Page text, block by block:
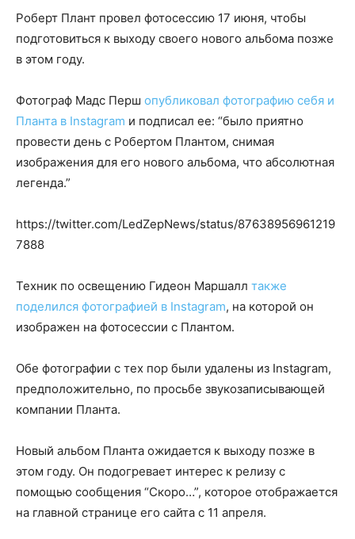
Роберт Плант провел фотосессию 17 июня, чтобы
подготовиться к выходу своего нового альбома позже
в этом году.
Фотограф Мадс Перш опубликовал фотографию себя и
Планта в Instagram и подписал ее: “было приятно
провести день с Робертом Плантом, снимая
изображения для его нового альбома, что абсолютная
легенда.”
https://twitter.com/LedZepNews/status/87638956961219
7888
Техник по освещению Гидеон Маршалл также
поделился фотографией в Instagram, на которой он
изображен на фотосессии с Плантом.
Обе фотографии с тех пор были удалены из Instagram,
предположительно, по просьбе звукозаписывающей
компании Планта.
Новый альбом Планта ожидается к выходу позже в
этом году. Он подогревает интерес к релизу с
помощью сообщения “Скоро…”, которое отображается
на главной странице его сайта с 11 апреля.